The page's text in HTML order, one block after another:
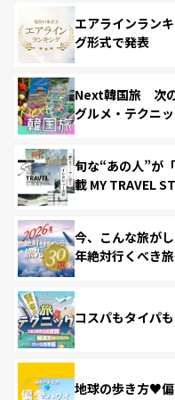
エアラインラン
グ形式で発表
Next韓国旅 次の
グルメ・テクニ
旬な“あの人”が
載 MY TRAVEL
今、こんな旅が
年絶対行くべき
コスパもタイパ
地球の歩き方♥